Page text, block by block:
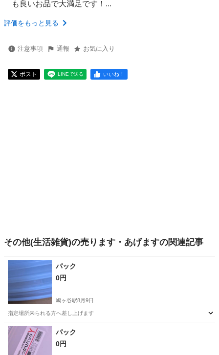
も良いお品で大満足です！...
評価をもっと見る
注意事項 通報 お気に入り
ポスト LINEで送る いいね！
その他(生活雑貨)の売ります・あげますの関連記事
パック
0円
鳩ヶ谷駅8月9日
指定場所来られる方へ差し上げます
埼玉 川口市 鳩ヶ谷駅
パック
0円